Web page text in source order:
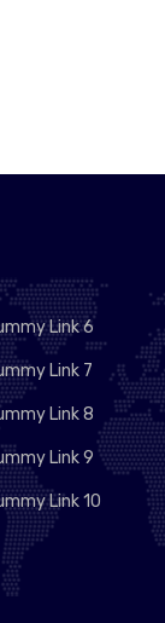
Link 6
Link 7
Link 8
Link 9
Link 10